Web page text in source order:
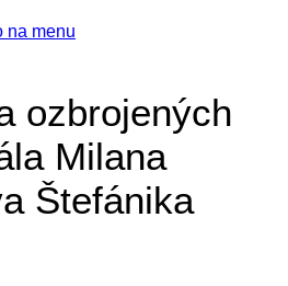
na menu
ozbrojených
Milana
Štefánika